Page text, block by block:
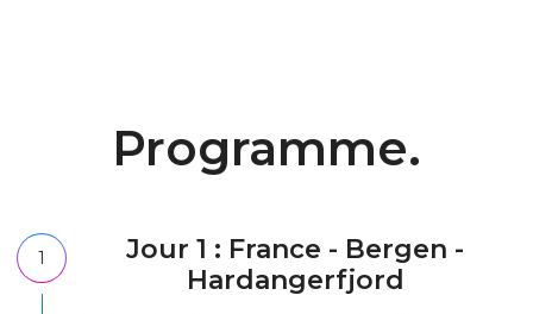
Programme.
1
Jour 1 : France - Bergen -
Hardangerfjord